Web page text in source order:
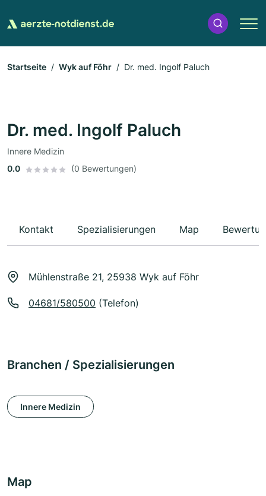
Startseite Wyk auf Föhr Dr. med. Ingolf Paluch
Dr. med. Ingolf Paluch
Innere Medizin
0.0
(0 Bewertungen)
Kontakt Spezialisierungen Map
Mühlenstraße 21, 25938 Wyk auf Föhr
04681/580500 (Telefon)
Branchen / Spezialisierungen
Innere Medizin
Map